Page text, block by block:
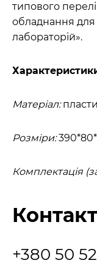
типового
обладнання для
лабораторій».
Матеріал:
Розміри:
Комплектація
+380 50